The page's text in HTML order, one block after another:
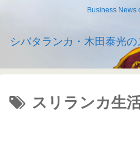
Business News
シバタランカ・木田泰光
スリランカ生